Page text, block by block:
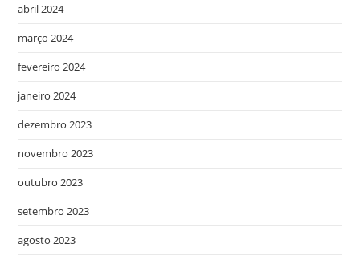
abril 2024
março 2024
fevereiro 2024
janeiro 2024
dezembro 2023
novembro 2023
outubro 2023
setembro 2023
agosto 2023